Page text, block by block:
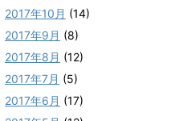
2017年10月 (14)
2017年9月 (8)
2017年8月 (12)
2017年7月 (5)
2017年6月 (17)